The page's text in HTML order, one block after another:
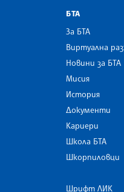
БТА
За БТА
Виртуална
Новини за БТА
Мисия
История
Документи
Кариери
Школа БТА
Шкорпиловци
Шрифт ЛИК